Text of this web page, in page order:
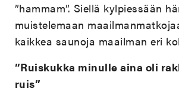
”hammam”. Siellä kylpiessään
muistelemaan
kaikkea saunoja maailman eri
”Ruiskukka minulle aina oli
ruis”